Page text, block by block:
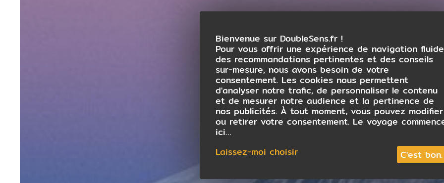
Bienvenue sur DoubleSens.fr !
Pour vous offrir une expérience de navigation
des recommandations pertinentes et des conseils
sur-mesure, nous avons besoin de votre
consentement. Les cookies nous permettent
d'analyser notre trafic, de personnaliser le contenu
et de mesurer notre audience et la pertinence de
nos publicités. À tout moment, vous pouvez modifier
ou retirer votre consentement. Le voyage
ici…
Laissez-moi choisir
C'est bon.